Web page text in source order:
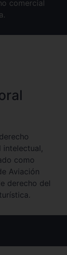
comercial
como
Aviación
derecho del